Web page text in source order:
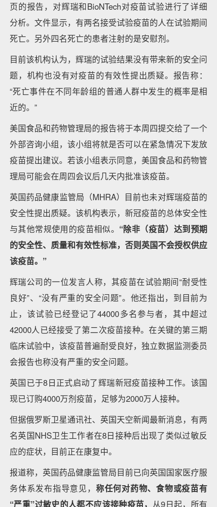
页的报告，对辉瑞和BioNTech对疫苗试验进行了详细
分析。文件显示，有两名接受试验疫苗的人在试验期间
死亡。另外四名死亡的患者注射的是安慰剂。
目前该机构认为，辉瑞的试验结果没有带来新的安全问
题，机构也没有对疫苗的有效性提出质疑。报告称：
“死亡事件在不同年龄组的普通人群中发生的概率是相
近的。”
美国食品和药物管理局的报告将于本周四提交给了一个
外部咨询小组，该小组将就是否可以在紧急情况下发放
疫苗提出建议。若该小组表示同意，美国食品和药物管
理局可能会在周四会议后几天内批准该疫苗。
英国药品健康监管局（MHRA）目前也未对辉瑞疫苗的
安全性提出质疑。该机构表示，新冠疫苗的总体安全性
与其他常规使用的疫苗相似。 “除非（疫苗）达到预期
的安全性、质量和有效性标准，否则英国不会授权供应
该疫苗。”
辉瑞公司的一位发言人称，其疫苗在试验期间“耐受性
良好”、“没有严重的安全问题”。他还指出，到目前为
止，该试验已经登记了44000多名参与者，其中超过
42000人已经接受了第二次疫苗接种。在关键的第三期
临床试验中，该疫苗普遍耐受良好，独立数据监测委员
会报告也称没有严重的安全问题。
英国已于8日正式启动了辉瑞新冠疫苗接种工作。该国
现已订购4000万剂疫苗，足够为2000万人接种。
但据俄罗斯卫星通讯社、英国天空新闻最新消息，有两
名英国NHS卫生工作者在8日接种后出现了类似过敏反
应的症状，目前正在康复中。
报道称，英国药品健康监管局目前已向英国国家医疗服
务体系发布指导意见， 称任何对药物、食物或疫苗有
“严重”过敏史的人都不应该接种疫苗， 从9日起，所有